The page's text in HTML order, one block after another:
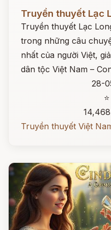
Đọc ngay
Truyền thuyết Lạc
Truyền thuyết Lạc
trong những câu
nhất của người Việt,
dân tộc Việt Nam –
28-
Truyền thuyết Việt